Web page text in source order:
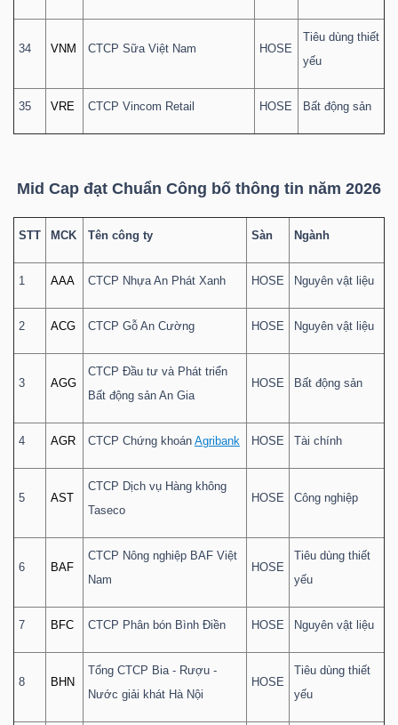
34 VNM CTCP Sữa Việt Nam HOSE
Tiêu dùng thiết
yếu
35 VRE CTCP Vincom Retail HOSE Bất động sản
Mid Cap đạt Chuẩn Công bố thông tin năm 2026
STT MCK Tên công ty Sàn Ngành
1 AAA CTCP Nhựa An Phát Xanh HOSE Nguyên vật liệu
2 ACG CTCP Gỗ An Cường HOSE Nguyên vật liệu
3 AGG
CTCP Đầu tư và Phát triển
Bất động sản An Gia
HOSE Bất động sản
4 AGR CTCP Chứng khoán Agribank HOSE Tài chính
5 AST
CTCP Dịch vụ Hàng không
Taseco
HOSE Công nghiệp
6 BAF
CTCP Nông nghiệp BAF Việt
Nam
HOSE
Tiêu dùng thiết
yếu
7 BFC CTCP Phân bón Bình Điền HOSE Nguyên vật liệu
8 BHN
Tổng CTCP Bia - Rượu -
Nước giải khát Hà Nội
HOSE
Tiêu dùng thiết
yếu